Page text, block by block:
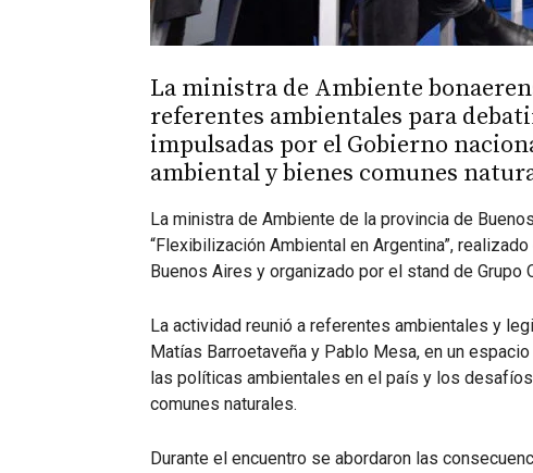
La ministra de Ambiente
referentes ambientales para
impulsadas por el Gobierno
ambiental y bienes comunes
La ministra de Ambiente de la provincia de
“Flexibilización Ambiental en Argentina”,
Buenos Aires y organizado por el stand de Grupo
La actividad reunió a referentes ambientales y
Matías Barroetaveña y Pablo Mesa, en un
las políticas ambientales en el país y los
comunes naturales.
Durante el encuentro se abordaron las